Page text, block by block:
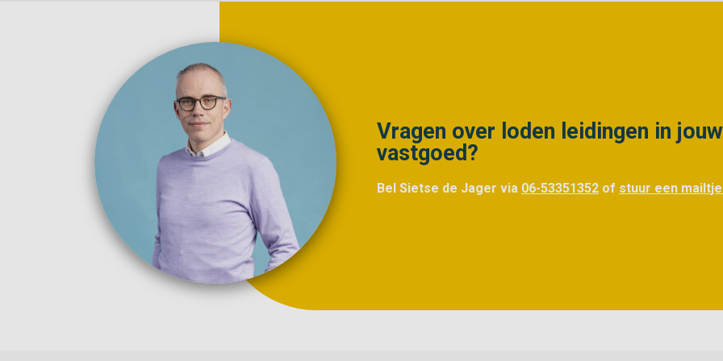
Vragen over loden leidingen in jouw
vastgoed?
Bel Sietse de Jager via 06-53351352 of stuur een